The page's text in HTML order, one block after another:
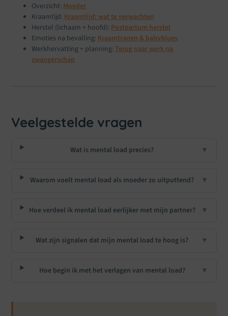
Overzicht: Moeder
Kraamtijd: Kraamtijd: wat te verwachten
Herstel (lichaam + hoofd): Postpartum herstel
Emoties na bevalling: Kraamtranen & babyblues
Werkhervatting + planning:Terug naar werk na
zwangerschap
Veelgestelde vragen
Wat is mental load precies? ▼
Waarom voelt mental load als moeder zo uitputtend? ▼
Hoe verdeel ik mental load eerlijker met mijn partner? ▼
Wat zijn signalen dat mijn mental load te hoog is? ▼
Hoe begin ik met het verlagen van mental load? ▼